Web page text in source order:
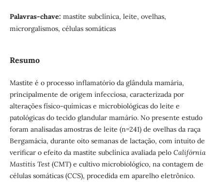
Palavras-chave: mastite subclínica, leite, ovelhas,
microrgalismos, células somáticas
Resumo
Mastite é o processo inflamatório da glândula mamária,
principalmente de origem infecciosa, caracterizada por
alterações físico-químicas e microbiológicas do leite e
patológicas do tecido glandular mamário. No presente estudo
foram analisadas amostras de leite (n=241) de ovelhas da raça
Bergamácia, durante oito semanas de lactação, com intuito de
verificar o efeito da mastite subclínica avaliada peloCalifórnia
Mastitis Test(CMT) e cultivo microbiológico, na contagem de
células somáticas (CCS), procedida em aparelho eletrônico.